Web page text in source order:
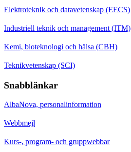
Elektroteknik och datavetenskap (EECS)
Industriell teknik och management (ITM)
Kemi, bioteknologi och hälsa (CBH)
Teknikvetenskap (SCI)
Snabblänkar
AlbaNova, personalinformation
Webbmejl
Kurs-, program- och gruppwebbar